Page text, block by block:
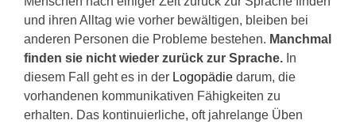
und ihren Alltag wie vorher bewältigen, bleiben bei
anderen Personen die Probleme bestehen. Manchmal
finden sie nicht wieder zurück zur Sprache. In
diesem Fall geht es in der Logopädie darum, die
vorhandenen kommunikativen Fähigkeiten zu
erhalten. Das kontinuierliche, oft jahrelange Üben